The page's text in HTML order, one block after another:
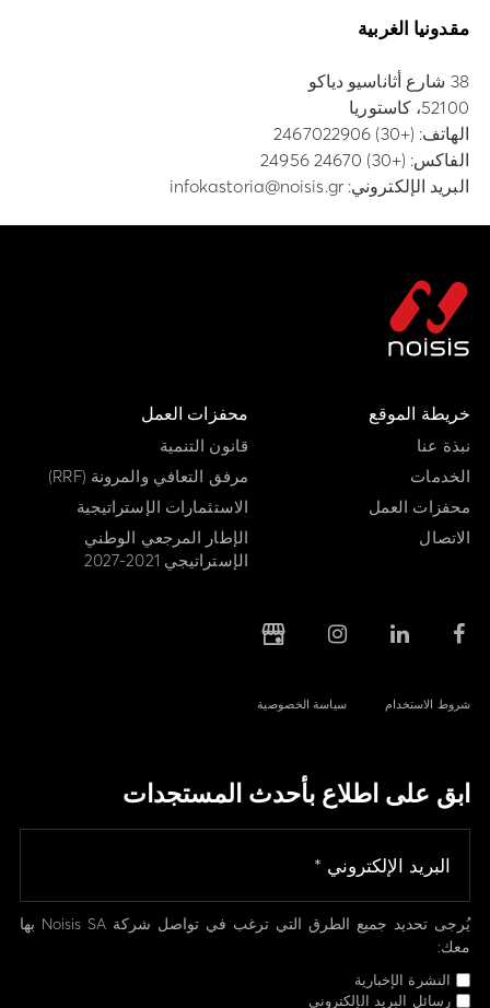
مقدونيا الغربية
38 شارع أثاناسيو دياكو
52100، كاستوريا
الهاتف: (+30) 2467022906
الفاكس: (+30) 24670 24956
البريد الإلكتروني:infokastoria@noisis.gr
خريطة الموقع
نبذة عنا
الخدمات
محفزات العمل
الاتصال
محفزات العمل
قانون التنمية
مرفق التعافي والمرونة (RRF)
الاستثمارات الإستراتيجية
الإطار المرجعي الوطني
الإستراتيجي 2021-2027
شروط الاستخدام سياسة الخصوصية
ابق على اطلاع بأحدث المستجدات
يُرجى تحديد جميع الطرق التي ترغب في تواصل شركة Noisis SA بها
معك:
النشرة الإخبارية
رسائل البريد الإلكتروني